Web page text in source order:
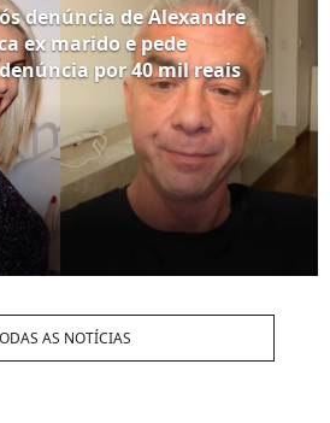
denúncia de Alexandre
ex marido e pede
por 40 mil reais
AS NOTÍCIAS